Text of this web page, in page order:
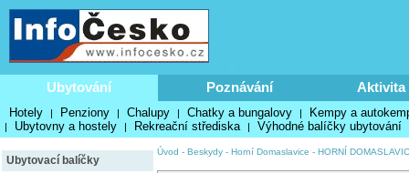
Ubytování Poznávání Aktivita
Hotely | Penziony | Chalupy | Chatky a bungalovy | Kempy a
| Ubytovny a hostely | Rekreační střediska | Výhodné balíčky ubytování
Ubytovací balíčky
Úvod - Beskydy - Horní Domaslavice - HORNÍ